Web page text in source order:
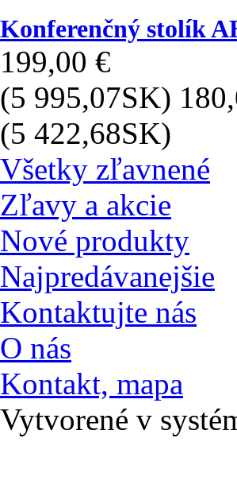
Konferenčný stolík
199,00 €
(5 995,07SK)
(5 422,68SK)
Všetky zľavnené
Zľavy a akcie
Nové produkty
Najpredávanejšie
Kontaktujte nás
O nás
Kontakt, mapa
Vytvorené v